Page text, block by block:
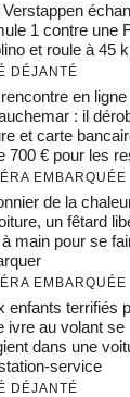
1 contre une
et roule à 45
DÉJANTÉ
en
: il
et carte
700 € pour les
EMBARQUÉE
de la
un fêtard
main pour se
EMBARQUÉE
enfants terrifiés
ivre au volant se
dans une
service
DÉJANTÉ